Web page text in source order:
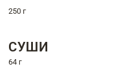
250 г
СУШИ
64 г